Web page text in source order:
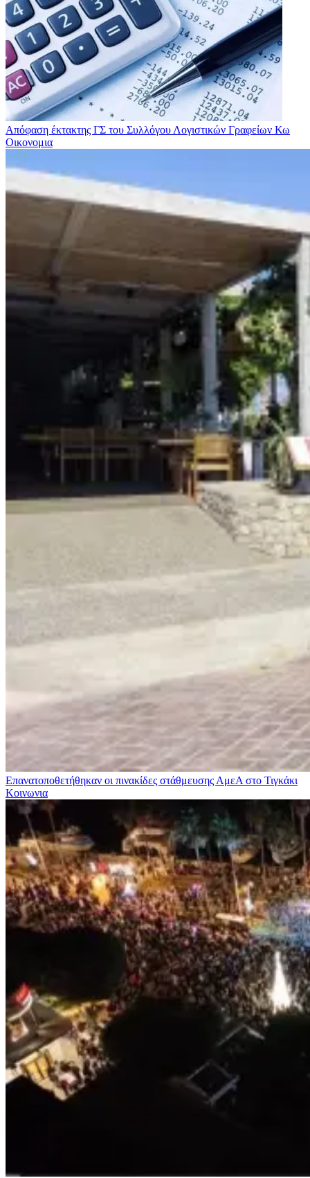
Απόφαση έκτακτης ΓΣ του Συλλόγου Λογιστικών Γραφείων Κω
Οικονομια
Επανατοποθετήθηκαν οι πινακίδες στάθμευσης ΑμεΑ στο Τιγκάκι
Κοινωνια